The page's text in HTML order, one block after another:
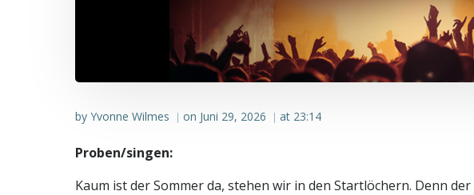
by Yvonne Wilmes | on Juni 29, 2026 | at 23:14
Proben/singen:
Kaum ist der Sommer da, stehen wir in den Startlöchern. Denn der